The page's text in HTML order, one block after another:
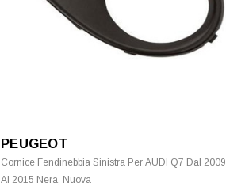
PEUGEOT
Cornice Fendinebbia Sinistra Per AUDI Q7 Dal 2009
Al 2015 Nera, Nuova